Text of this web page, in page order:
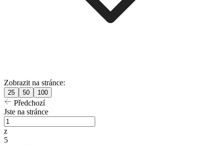
Zobrazit na stránce:
25 50 100
Předchozí
Jste na stránce
z
5